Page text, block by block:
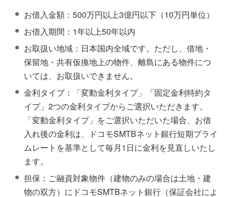
お借入金額：500万円以上3億円以下（10万円単位）
お借入期間：1年以上50年以内
お取扱い地域：日本国内全域です。ただし、借地・
保留地・共有仮換地上の物件、離島にある物件につ
いては、お取扱いできません。
金利タイプ：「変動金利タイプ」「固定金利特約タ
イプ」2つの金利タイプからご選択いただきます。
「変動金利タイプ」をご選択いただいた場合、お借
入れ後の金利は、ドコモSMTBネット銀行短期プライ
ムレートを基準として毎月1日に金利を見直しいたし
ます。
担保：ご融資対象物件（建物のみの場合は土地・建
物の双方）にドコモSMTBネット銀行（保証会社によ